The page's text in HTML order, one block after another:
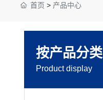
首页 > 产品中心
按产品分类
Product display